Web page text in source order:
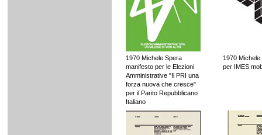
1970 Michele Spera
manifesto per le Elezioni
Amministrative "Il PRI una
forza nuova che cresce"
per il Parito Repubblicano
Italiano
1970
per IMES